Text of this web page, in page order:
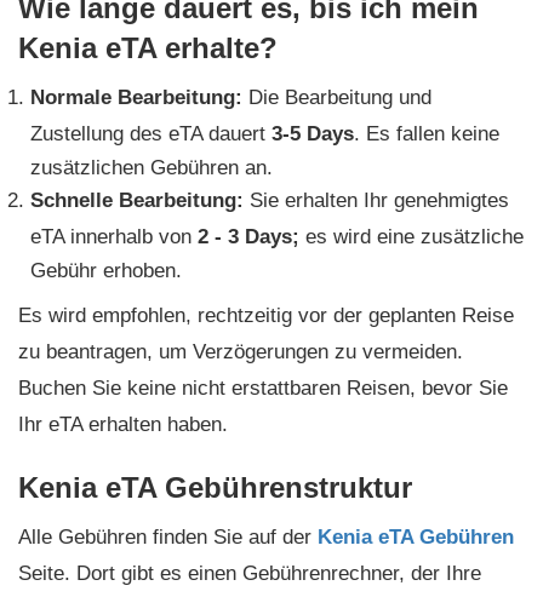
Wie lange dauert es, bis ich mein
Kenia eTA erhalte?
Normale Bearbeitung: Die Bearbeitung und
Zustellung des eTA dauert 3-5 Days. Es fallen keine
zusätzlichen Gebühren an.
Schnelle Bearbeitung: Sie erhalten Ihr genehmigtes
eTA innerhalb von 2 - 3 Days; es wird eine zusätzliche
Gebühr erhoben.
Es wird empfohlen, rechtzeitig vor der geplanten Reise
zu beantragen, um Verzögerungen zu vermeiden.
Buchen Sie keine nicht erstattbaren Reisen, bevor Sie
Ihr eTA erhalten haben.
Kenia eTA Gebührenstruktur
Alle Gebühren finden Sie auf der Kenia eTA Gebühren
Seite. Dort gibt es einen Gebührenrechner, der Ihre